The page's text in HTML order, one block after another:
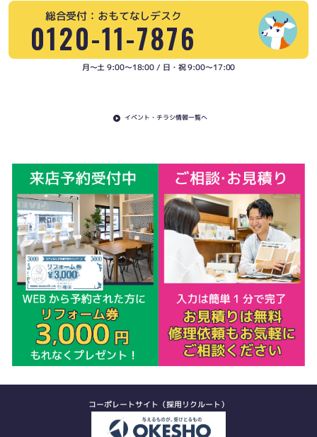
総合受付：おもてなしデスク
0120-11-7876
月〜土 9:00〜18:00 / 日・祝 9:00〜17:00
イベント・チラシ情報一覧へ
コーポレートサイト（採用リクルート）